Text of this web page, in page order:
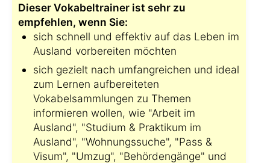
Dieser Vokabeltrainer ist sehr zu
empfehlen, wenn Sie:
sich schnell und effektiv auf das Leben im
Ausland vorbereiten möchten
sich gezielt nach umfangreichen und ideal
zum Lernen aufbereiteten
Vokabelsammlungen zu Themen
informieren wollen, wie "Arbeit im
Ausland", "Studium & Praktikum im
Ausland", "Wohnungssuche", "Pass &
Visum", "Umzug", "Behördengänge" und